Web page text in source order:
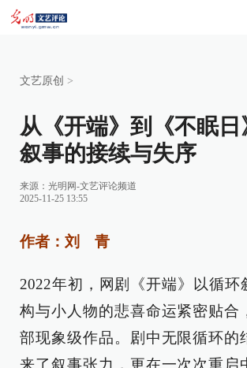
文艺原创 >
从《开端》到《不眠
叙事的接续与失序
来源： 光明网-文艺评论频道
2025-11-25 13:55
作者：刘 青
2022年初，网剧《开端》以循环
构与小人物的悲喜命运紧密贴合
部现象级作品。剧中无限循环的
来了叙事张力，更在一次次重启